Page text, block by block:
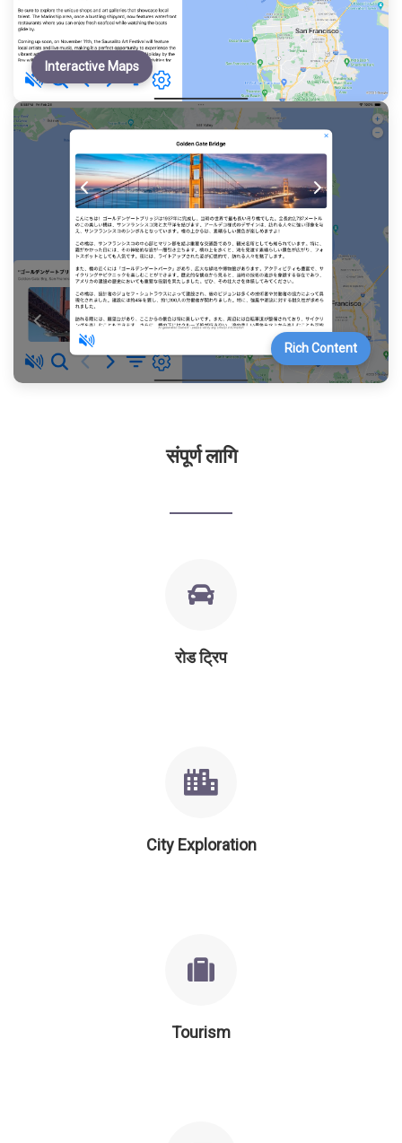
Interactive Maps
Rich Content
संपूर्ण लागि
रोड ट्रिप
City Exploration
Tourism